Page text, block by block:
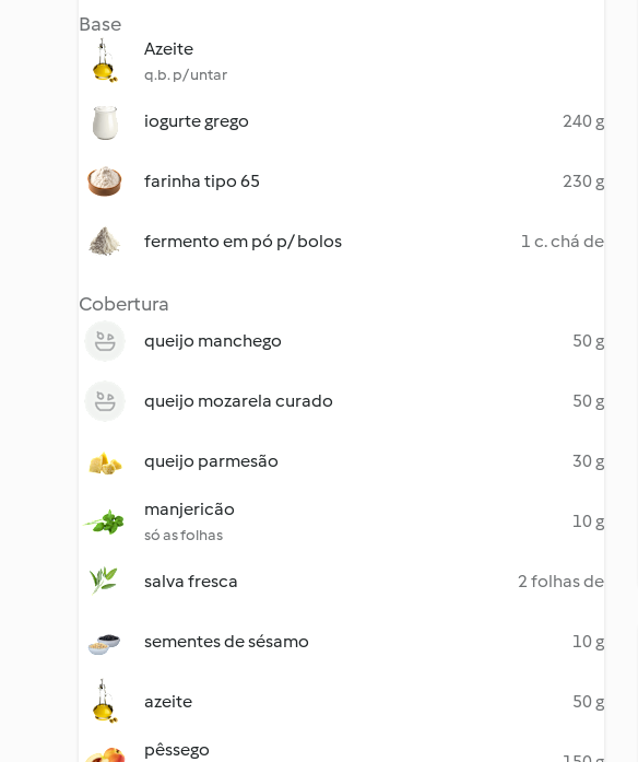
Base
Azeite
q.b. p/ untar
iogurte grego 240 g
farinha tipo 65 230 g
fermento em pó p/ bolos 1 c. chá de
Cobertura
queijo manchego 50 g
queijo mozarela curado 50 g
queijo parmesão 30 g
manjericão
só as folhas
10 g
salva fresca 2 folhas de
sementes de sésamo 10 g
azeite 50 g
pêssego